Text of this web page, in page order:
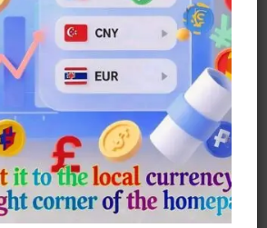
系列商品
時尚系列
時尚系列
洋 同款時裝推介
偶像公仔合集